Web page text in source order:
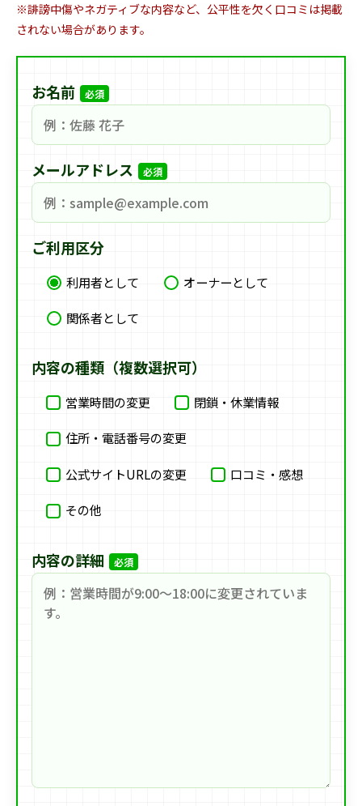
※誹謗中傷やネガティブな内容など、公平性を欠く口コミは掲載
されない場合があります。
お名前 必須
メールアドレス 必須
ご利用区分
利用者として
オーナーとして
関係者として
内容の種類（複数選択可）
営業時間の変更 閉鎖・休業情報
住所・電話番号の変更
公式サイトURLの変更 口コミ・感想
その他
内容の詳細 必須